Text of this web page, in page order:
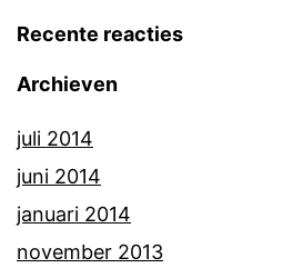
Recente reacties
Archieven
juli 2014
juni 2014
januari 2014
november 2013